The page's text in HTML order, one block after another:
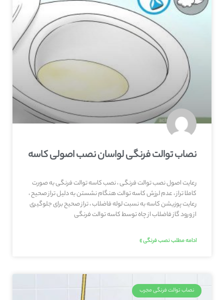
نصاب توالت فرنگی لواسان نصب اصولی کاسه
رعایت اصول نصب توالت فرنگی ، نصب کاسه توالت فرنگی به صورت
کاملا تراز ، عدم لرزش کاسه توالت هنگام نشستن به دلیل تراز صحیح ،
رعایت پوزیشن کاسه به نسبت لوله فاضلاب ، تراز صحیح برای جلوگیری
از ورود گاز فاضلاب از چاه توسط کاسه توالت فرنگی
ادامه مطلب نصب فرنگی »
نصاب توالت فرنگی مجرب